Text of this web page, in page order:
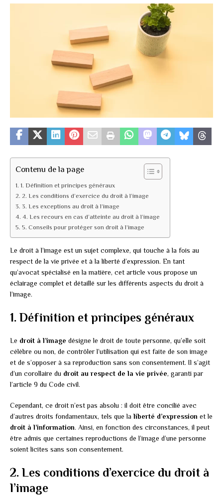
Contenu de la page
1. Définition et principes généraux
2. Les conditions d’exercice du droit à l’image
3. Les exceptions au droit à l’image
4. Les recours en cas d’atteinte au droit à l’image
5. Conseils pour protéger son droit à l’image
Le droit à l’image est un sujet complexe, qui touche à la fois au
respect de la vie privée et à la liberté d’expression. En tant
qu’avocat spécialisé en la matière, cet article vous propose un
éclairage complet et détaillé sur les différents aspects du droit à
l’image.
1. Définition et principes généraux
Le droit à l’image désigne le droit de toute personne, qu’elle soit
célèbre ou non, de contrôler l’utilisation qui est faite de son image
et de s’opposer à sa reproduction sans son consentement. Il s’agit
d’un corollaire du droit au respect de la vie privée, garanti par
l’article 9 du Code civil.
Cependant, ce droit n’est pas absolu : il doit être concilié avec
d’autres droits fondamentaux, tels que la liberté d’expression et le
droit à l’information. Ainsi, en fonction des circonstances, il peut
être admis que certaines reproductions de l’image d’une personne
soient licites sans son consentement.
2. Les conditions d’exercice du droit à
l’image